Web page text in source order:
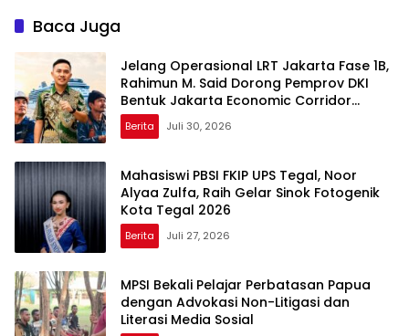
Baca Juga
Jelang Operasional LRT Jakarta Fase 1B,
Rahimun M. Said Dorong Pemprov DKI
Bentuk Jakarta Economic Corridor
Initiative
Berita Juli 30, 2026
Mahasiswi PBSI FKIP UPS Tegal, Noor
Alyaa Zulfa, Raih Gelar Sinok Fotogenik
Kota Tegal 2026
Berita Juli 27, 2026
MPSI Bekali Pelajar Perbatasan Papua
dengan Advokasi Non-Litigasi dan
Literasi Media Sosial